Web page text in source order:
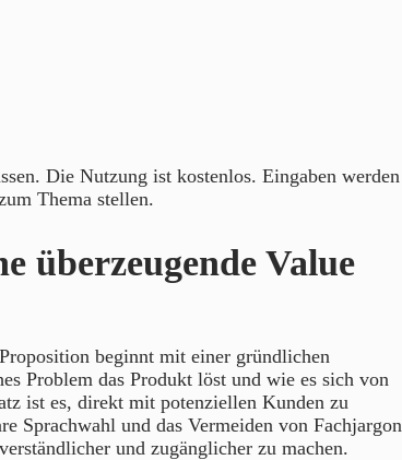
Die Nutzung ist kostenlos. Eingaben werden
Thema stellen.
überzeugende Value
beginnt mit einer gründlichen
Problem das Produkt löst und wie es sich von
ist es, direkt mit potenziellen Kunden zu
Sprachwahl und das Vermeiden von Fachjargon
und zugänglicher zu machen.